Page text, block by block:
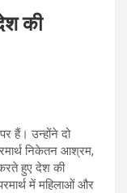
की
हैं। उन्होंने दो
निकेतन आश्रम,
हुए देश की
में महिलाओं और